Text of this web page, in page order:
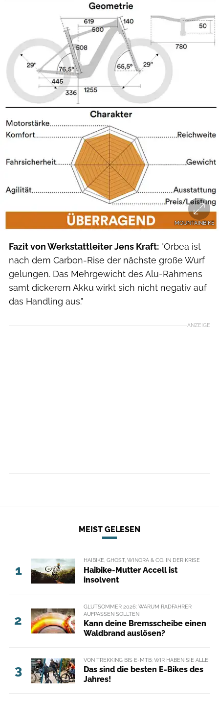
MOUNTAINBIKE
Fazit von Werkstattleiter Jens Kraft: "Orbea ist
nach dem Carbon-Rise der nächste große Wurf
gelungen. Das Mehrgewicht des Alu-Rahmens
samt dickerem Akku wirkt sich nicht negativ auf
das Handling aus."
ANZEIGE
MEIST GELESEN
1
HAIBIKE, GHOST, WINORA & CO. IN DER KRISE
Haibike-Mutter Accell ist
insolvent
2
GLUTSOMMER 2026: WARUM RADFAHRER
AUFPASSEN SOLLTEN
Kann deine Bremsscheibe einen
Waldbrand auslösen?
3
VON TREKKING BIS E-MTB: WIR HABEN SIE ALLE!
Das sind die besten E-Bikes des
Jahres!